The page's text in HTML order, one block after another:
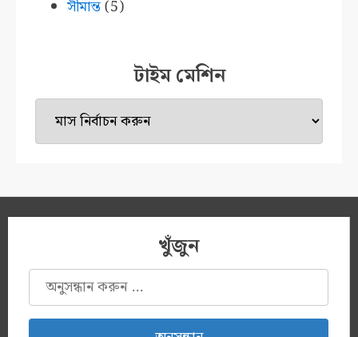
সীমান্ত(5)
টাইম মেশিন
টাইম
মেশিন
খুঁজুন
অনুসন্ধানঃ